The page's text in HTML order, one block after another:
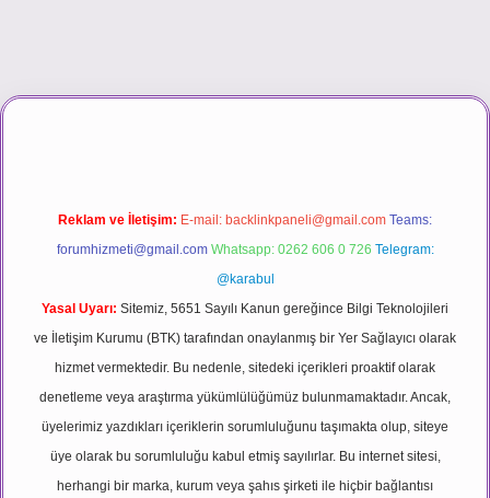
Reklam ve İletişim: E-mail: backlinkpaneli@gmail.com Teams:
forumhizmeti@gmail.com Whatsapp: 0262 606 0 726 Telegram:
@karabul
Yasal Uyarı: Sitemiz, 5651 Sayılı Kanun gereğince Bilgi Teknolojileri
ve İletişim Kurumu (BTK) tarafından onaylanmış bir Yer Sağlayıcı olarak
hizmet vermektedir. Bu nedenle, sitedeki içerikleri proaktif olarak
denetleme veya araştırma yükümlülüğümüz bulunmamaktadır. Ancak,
üyelerimiz yazdıkları içeriklerin sorumluluğunu taşımakta olup, siteye
üye olarak bu sorumluluğu kabul etmiş sayılırlar. Bu internet sitesi,
herhangi bir marka, kurum veya şahıs şirketi ile hiçbir bağlantısı